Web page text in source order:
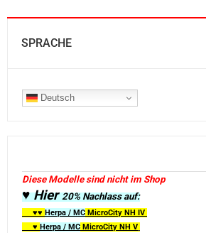
SPRACHE
Deutsch
Diese Modelle sind nicht im Shop
♥ Hier20% Nachlass auf:
♥♥ Herpa / MC MicroCity NH IV
♥ Herpa / MC MicroCity NH V